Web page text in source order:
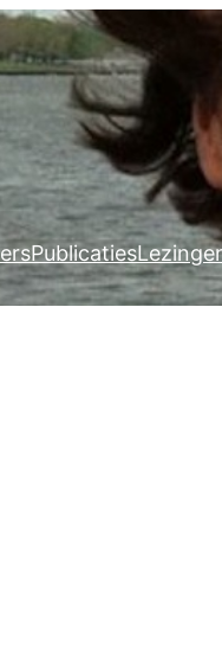
Publicaties